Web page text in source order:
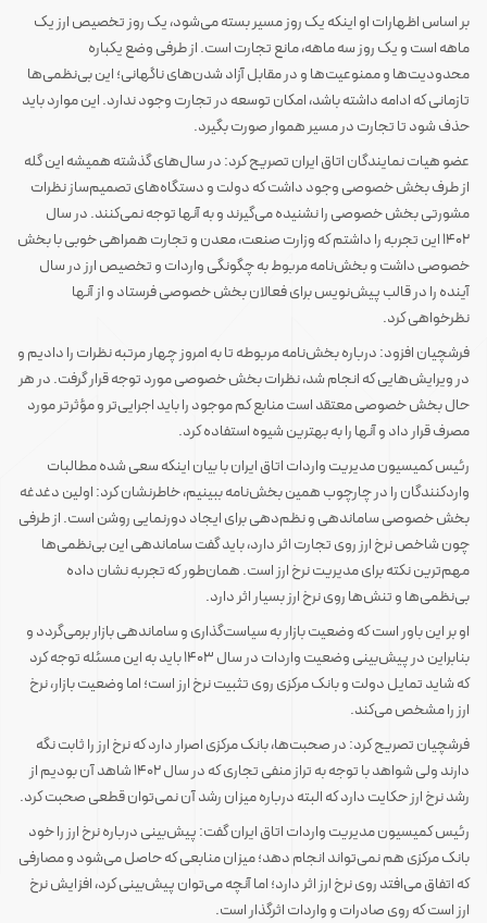
بر اساس اظهارات او اینکه یک روز مسیر بسته می‌شود، یک روز تخصیص ارز یک
ماهه است و یک روز سه ماهه، مانع تجارت است. از طرفی وضع یکباره
محدودیت‌ها و ممنوعیت‌ها و در مقابل آزاد شدن‌های ناگهانی؛ این بی‌نظمی‌ها
تازمانی که ادامه داشته باشد، امکان توسعه در تجارت وجود ندارد. این موارد باید
حذف شود تا تجارت در مسیر هموار صورت بگیرد.
عضو هیات نمایندگان اتاق ایران تصریح کرد: در سال‌های گذشته همیشه این گله
از طرف بخش خصوصی وجود داشت که دولت و دستگاه‌های تصمیم‌ساز نظرات
مشورتی بخش خصوصی را نشنیده می‌گیرند و به آنها توجه نمی‌کنند. در سال
1402 این تجربه را داشتم که وزارت صنعت، معدن و تجارت همراهی خوبی با بخش
خصوصی داشت و بخش‌نامه مربوط به چگونگی واردات و تخصیص ارز در سال
آینده را در قالب پیش‌نویس برای فعالان بخش خصوصی فرستاد و از آنها
نظرخواهی کرد.
فرشچیان افزود: درباره بخش‌نامه مربوطه تا به امروز چهار مرتبه نظرات را دادیم و
در ویرایش‌هایی که انجام شد، نظرات بخش خصوصی مورد توجه قرار گرفت. در هر
حال بخش خصوصی معتقد است منابع کم موجود را باید اجرایی‌تر و مؤثرتر مورد
مصرف قرار داد و آنها را به بهترین شیوه استفاده کرد.
رئیس کمیسیون مدیریت واردات اتاق ایران با بیان اینکه سعی شده مطالبات
واردکنندگان را در چارچوب همین بخش‌نامه ببینیم، خاطرنشان کرد: اولین دغدغه
بخش خصوصی ساماندهی و نظم‌دهی برای ایجاد دورنمایی روشن است. از طرفی
چون شاخص نرخ ارز روی تجارت اثر دارد، باید گفت ساماندهی این بی‌نظمی‌ها
مهم‌ترین نکته برای مدیریت نرخ ارز است. همان‌طور که تجربه نشان داده
بی‌نظمی‌ها و تنش‌ها روی نرخ ارز بسیار اثر دارد.
او بر این باور است که وضعیت بازار به سیاست‌گذاری و ساماندهی بازار برمی‌گردد و
بنابراین در پیش‌بینی وضعیت واردات در سال 1403 باید به این مسئله توجه کرد
که شاید تمایل دولت و بانک مرکزی روی تثبیت نرخ ارز است؛ اما وضعیت بازار، نرخ
ارز را مشخص می‌کند.
فرشچیان تصریح کرد: در صحبت‌ها، بانک مرکزی اصرار دارد که نرخ ارز را ثابت نگه
دارند ولی شواهد با توجه به تراز منفی تجاری که در سال 1402 شاهد آن بودیم از
رشد نرخ ارز حکایت دارد که البته درباره میزان رشد آن نمی‌توان قطعی صحبت کرد.
رئیس کمیسیون مدیریت واردات اتاق ایران گفت: پیش‌بینی درباره نرخ ارز را خود
بانک مرکزی هم نمی‌تواند انجام دهد؛ میزان منابعی که حاصل می‌شود و مصارفی
که اتفاق می‌افتد روی نرخ ارز اثر دارد؛ اما آنچه می‌توان پیش‌بینی کرد، افزایش نرخ
ارز است که روی صادرات و واردات اثرگذار است.